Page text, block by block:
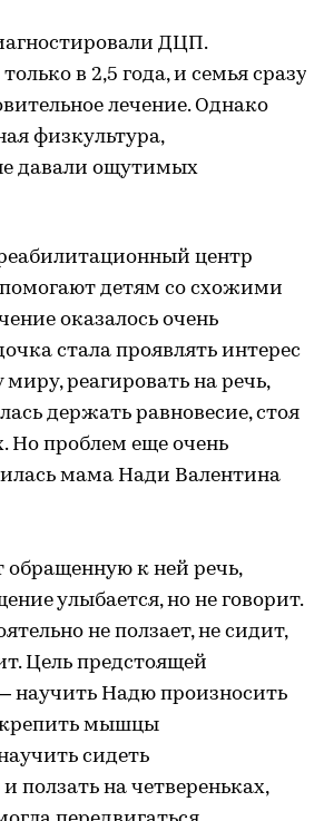
ДЦП.
в 2,5 года, и семья сразу
лечение. Однако
физкультура,
давали ощутимых
центр
помогают детям со схожими
оказалось очень
стала проявлять интерес
реагировать на речь,
держать равновесие, стоя
Но проблем еще очень
мама Нади Валентина
к ней речь,
улыбается, но не говорит.
не ползает, не сидит,
Цель предстоящей
научить Надю произносить
мышцы
сидеть
ползать на четвереньках,